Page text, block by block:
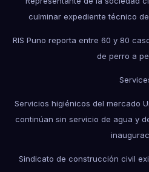
culminar expediente técnico
RIS Puno reporta entre 60 y 80
de perro a
Servicios higiénicos del mercado
continúan sin servicio de agua y
Sindicato de construcción civil